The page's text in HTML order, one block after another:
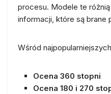
procesu. Modele te
informacji, które są brane
Wśród
Ocena 360 stopni
Ocena 180 i 270